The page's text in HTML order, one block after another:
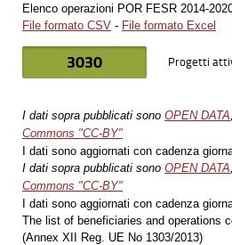
Elenco operazioni POR FESR 2014-
File formato CSV - File formato Excel
3030 Progetti
I dati sopra pubblicati sono OPEN DATA
Commons "CC-BY"
I dati sono aggiornati con cadenza
I dati sopra pubblicati sono OPEN DATA
Commons "CC-BY"
I dati sono aggiornati con cadenza
The list of beneficiaries and operations
(Annex XII Reg. UE No 1303/2013)